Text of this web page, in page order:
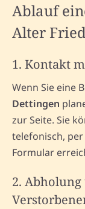
Ablauf
Alter
1. Kontakt
Wenn Sie eine
Dettingen
zur Seite. Sie
telefonisch,
Formular
2.